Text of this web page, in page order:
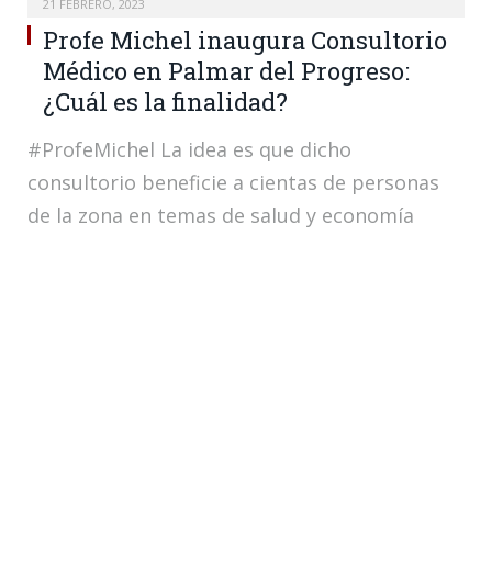
21 FEBRERO, 2023
Profe Michel inaugura Consultorio
Médico en Palmar del Progreso:
¿Cuál es la finalidad?
#ProfeMichel La idea es que dicho
consultorio beneficie a cientas de personas
de la zona en temas de salud y economía